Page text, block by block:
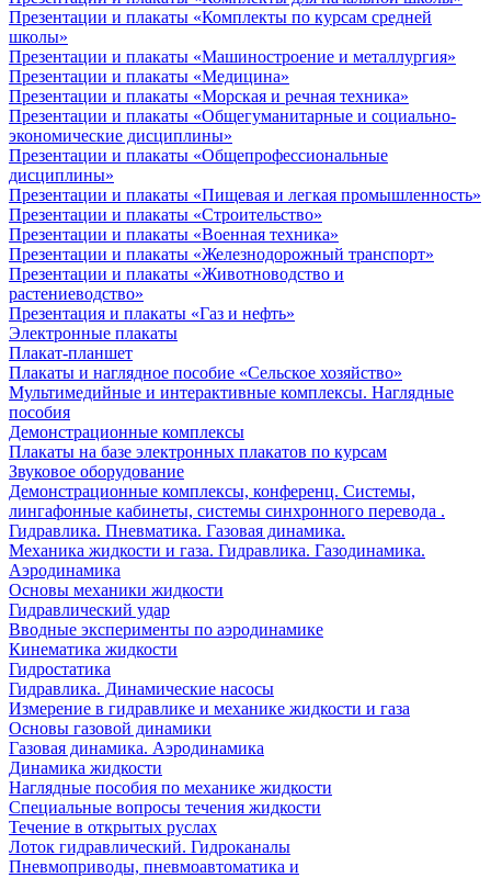
Презентации и плакаты «Комплекты по курсам средней
школы»
Презентации и плакаты «Машиностроение и металлургия»
Презентации и плакаты «Медицина»
Презентации и плакаты «Морская и речная техника»
Презентации и плакаты «Общегуманитарные и социально-
экономические дисциплины»
Презентации и плакаты «Общепрофессиональные
дисциплины»
Презентации и плакаты «Пищевая и легкая промышленность»
Презентации и плакаты «Строительство»
Презентации и плакаты «Военная техника»
Презентации и плакаты «Железнодорожный транспорт»
Презентации и плакаты «Животноводство и
растениеводство»
Презентация и плакаты «Газ и нефть»
Электронные плакаты
Плакат-планшет
Плакаты и наглядное пособие «Сельское хозяйство»
Мультимедийные и интерактивные комплексы. Наглядные
пособия
Демонстрационные комплексы
Плакаты на базе электронных плакатов по курсам
Звуковое оборудование
Демонстрационные комплексы, конференц. Системы,
лингафонные кабинеты, системы синхронного перевода .
Гидравлика. Пневматика. Газовая динамика.
Механика жидкости и газа. Гидравлика. Газодинамика.
Аэродинамика
Основы механики жидкости
Гидравлический удар
Вводные эксперименты по аэродинамике
Кинематика жидкости
Гидростатика
Гидравлика. Динамические насосы
Измерение в гидравлике и механике жидкости и газа
Основы газовой динамики
Газовая динамика. Аэродинамика
Динамика жидкости
Наглядные пособия по механике жидкости
Специальные вопросы течения жидкости
Течение в открытых руслах
Лоток гидравлический. Гидроканалы
Пневмоприводы, пневмоавтоматика и